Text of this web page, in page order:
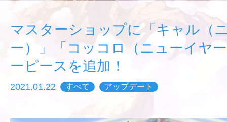
マスターショップに「キャル（
ー）」「コッコロ（ニューイヤ
ーピースを追加！
2021.01.22 すべて アップデート